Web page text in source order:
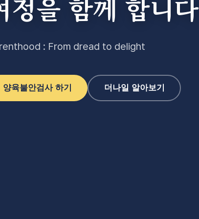
정을 함께 합니다
: From dread to delight
양육불안검사 하기 더나일 알아보기